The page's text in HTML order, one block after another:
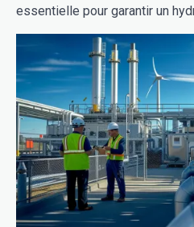
essentielle pour garantir un